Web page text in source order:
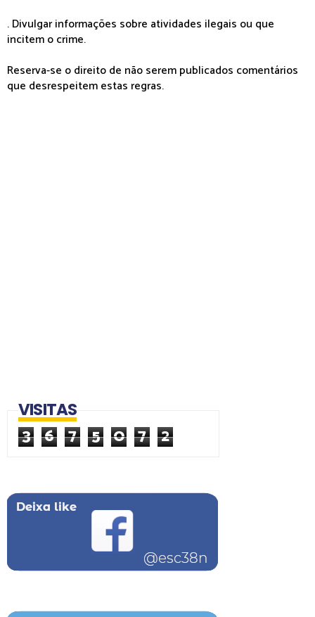
. Divulgar informações sobre atividades ilegais ou que
incitem o crime.
Reserva-se o direito de não serem publicados comentários
que desrespeitem estas regras.
VISITAS
3 6 7 5 0 7 2